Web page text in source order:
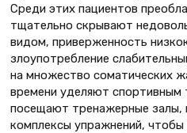
Среди этих пациентов
тщательно скрывают
видом, приверженность
злоупотребление
на множество соматических
времени уделяют спортивным
посещают тренажер­ные залы,
комплексы упражнений,